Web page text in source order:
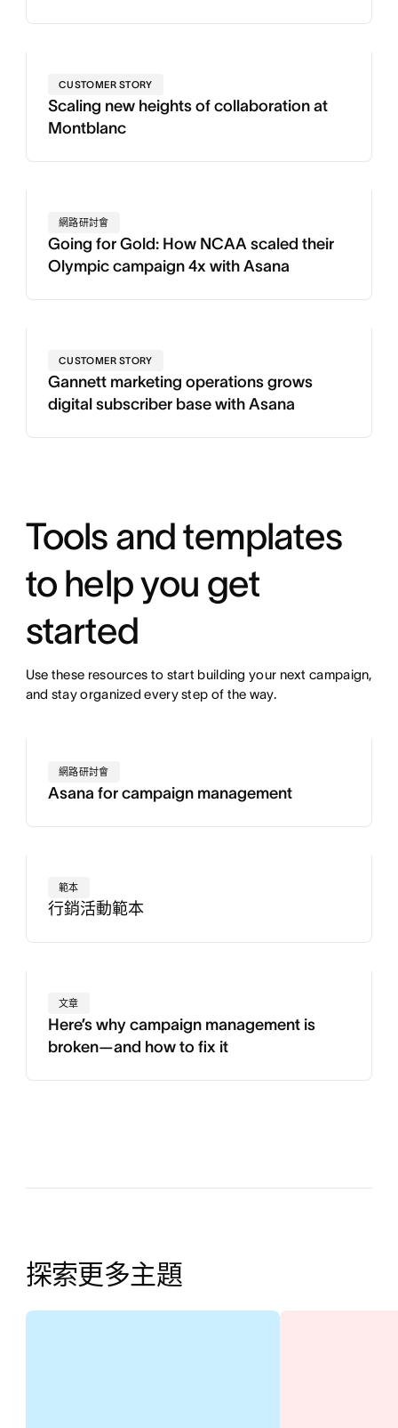
CUSTOMER STORY
Scaling new heights of collaboration at
Montblanc
網路研討會
Going for Gold: How NCAA scaled their
Olympic campaign 4x with Asana
CUSTOMER STORY
Gannett marketing operations grows
digital subscriber base with Asana
Tools and templates
to help you get
started
Use these resources to start building your next campaign,
and stay organized every step of the way.
網路研討會
Asana for campaign management
範本
行銷活動範本
文章
Here’s why campaign management is
broken—and how to fix it
探索更多主題